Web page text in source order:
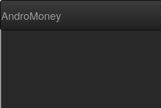
AndroMoney